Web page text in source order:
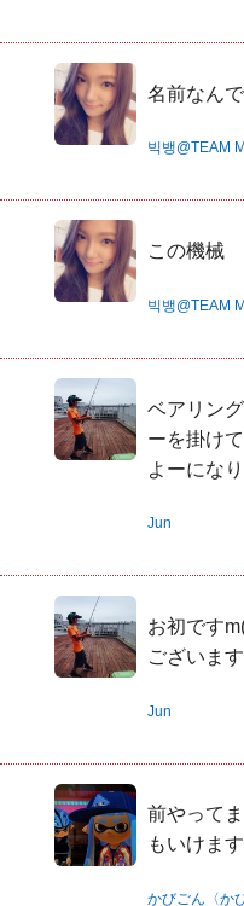
名前なん
빅뱅@TEAM
この機械
빅뱅@TEAM
ベアリン
ーを掛け
よーにな
Jun
お初です
ございま
Jun
前やって
もいけま
かびごん〈か